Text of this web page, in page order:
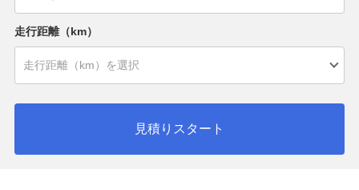
走行距離（km）
見積りスタート